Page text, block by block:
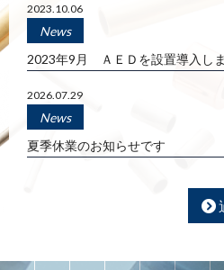
2023.10.06
News
2023年9月 ＡＥＤを設置導入し
2026.07.29
News
夏季休業のお知らせです